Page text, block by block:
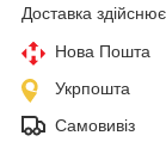
Доставка
Нова Пошта
Укрпошта
Самовивіз